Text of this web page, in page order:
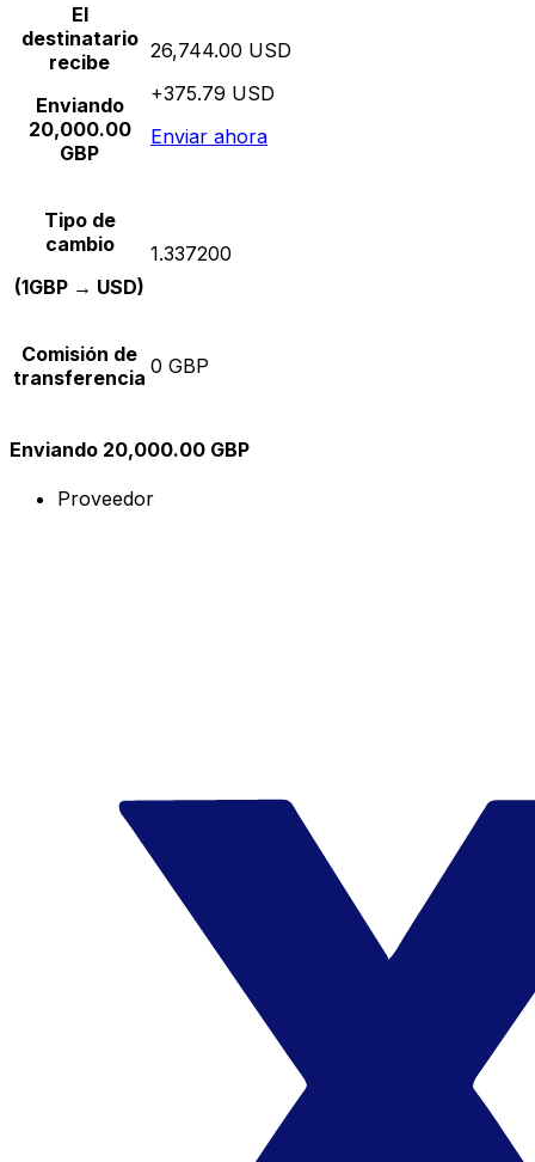
El
destinatario
recibe
Enviando
20,000.00
GBP
26,744.00 USD
+375.79 USD
Enviar ahora
Tipo de
cambio
(1GBP → USD)
1.337200
Comisión de
transferencia 0 GBP
Enviando 20,000.00 GBP
Proveedor